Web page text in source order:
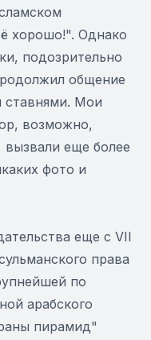
хорошо!". Однако
подозрительно
общение
ставнями. Мои
возможно,
вызвали еще более
фото и
еще с VII
права
по
арабского
пирамид"